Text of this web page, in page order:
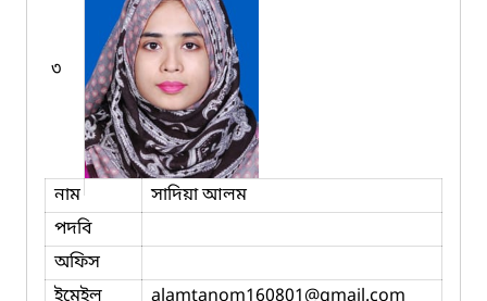
৩
নাম
সাদিয়া আলম
পদবি
অফিস
ইমেইল
alamtanom160801@gmail.com